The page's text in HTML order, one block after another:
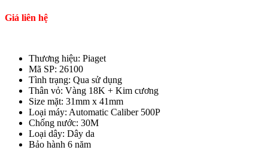
Giá liên hệ
Thương hiệu: Piaget
Mã SP: 26100
Tình trạng: Qua sử dụng
Thân vỏ: Vàng 18K + Kim cương
Size mặt: 31mm x 41mm
Loại máy: Automatic Caliber 500P
Chống nước: 30M
Loại dây: Dây da
Bảo hành 6 năm